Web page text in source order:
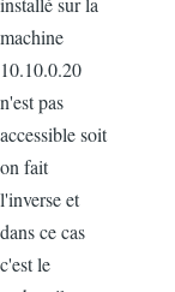
machine
10.10.0.20
n'est pas
accessible soit
on fait
l'inverse et
dans ce cas
c'est le